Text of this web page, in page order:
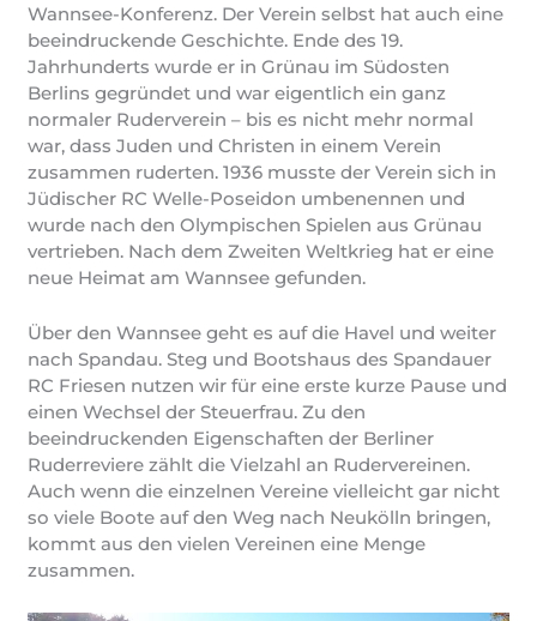
Wannsee-Konferenz. Der Verein selbst hat auch eine
beeindruckende Geschichte. Ende des 19.
Jahrhunderts wurde er in Grünau im Südosten
Berlins gegründet und war eigentlich ein ganz
normaler Ruderverein – bis es nicht mehr normal
war, dass Juden und Christen in einem Verein
zusammen ruderten. 1936 musste der Verein sich in
Jüdischer RC Welle-Poseidon umbenennen und
wurde nach den Olympischen Spielen aus Grünau
vertrieben. Nach dem Zweiten Weltkrieg hat er eine
neue Heimat am Wannsee gefunden.
Über den Wannsee geht es auf die Havel und weiter
nach Spandau. Steg und Bootshaus des Spandauer
RC Friesen nutzen wir für eine erste kurze Pause und
einen Wechsel der Steuerfrau. Zu den
beeindruckenden Eigenschaften der Berliner
Ruderreviere zählt die Vielzahl an Rudervereinen.
Auch wenn die einzelnen Vereine vielleicht gar nicht
so viele Boote auf den Weg nach Neukölln bringen,
kommt aus den vielen Vereinen eine Menge
zusammen.